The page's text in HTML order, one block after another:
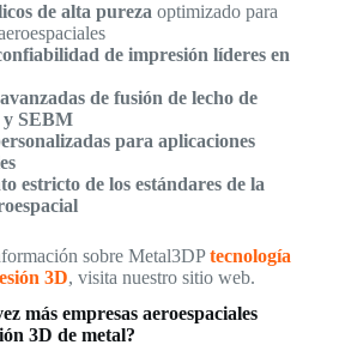
de alta pureza optimizado para
de impresión líderes en
de fusión de lecho de
y SEBM
para aplicaciones
estricto de los estándares de la
sobre Metal3DPtecnología
3D, visita nuestro sitio web.
más empresas aeroespaciales
3D de metal?